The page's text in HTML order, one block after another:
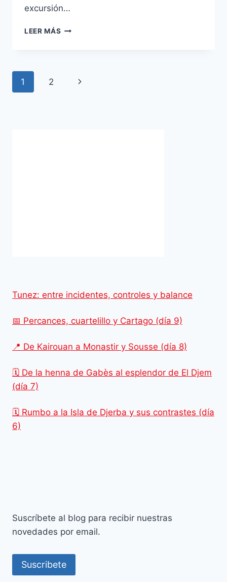
excursión…
LEER MÁS VALLE
Navegación
1 2
Siguiente
Tunez: entre incidentes, controles y balance
📅 Percances, cuartelillo y Cartago (día 9)
📍 De Kairouan a Monastir y Sousse (día 8)
🗓️ De la henna de Gabès al esplendor de El Djem
(día 7)
🗓️ Rumbo a la Isla de Djerba y sus contrastes (día
6)
Suscríbete al blog para recibir nuestras
novedades por email.
Suscribete